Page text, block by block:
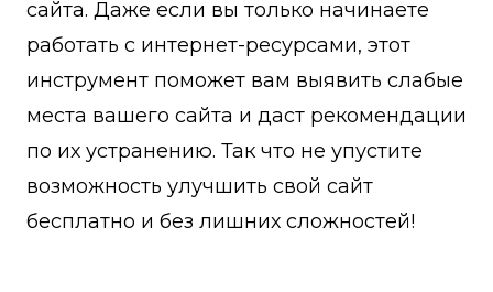
сайта. Даже если вы только начинаете
работать с интернет-ресурсами, этот
инструмент поможет вам выявить слабые
места вашего сайта и даст рекомендации
по их устранению. Так что не упустите
возможность улучшить свой сайт
бесплатно и без лишних сложностей!